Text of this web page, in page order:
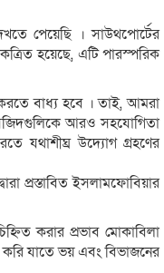
পেয়েছি । সাউথপোর্টের
হয়েছে, এটি পারস্পরিক
করতে বাধ্য হবে । তাই, আমরা
আরও সহযোগিতা
যথাশীঘ্র উদ্যোগ গ্রহণের
প্রস্তাবিত ইসলামফোবিয়ার
করার প্রভাব মোকাবিলা
করি যাতে ভয় এবং বিভাজনের